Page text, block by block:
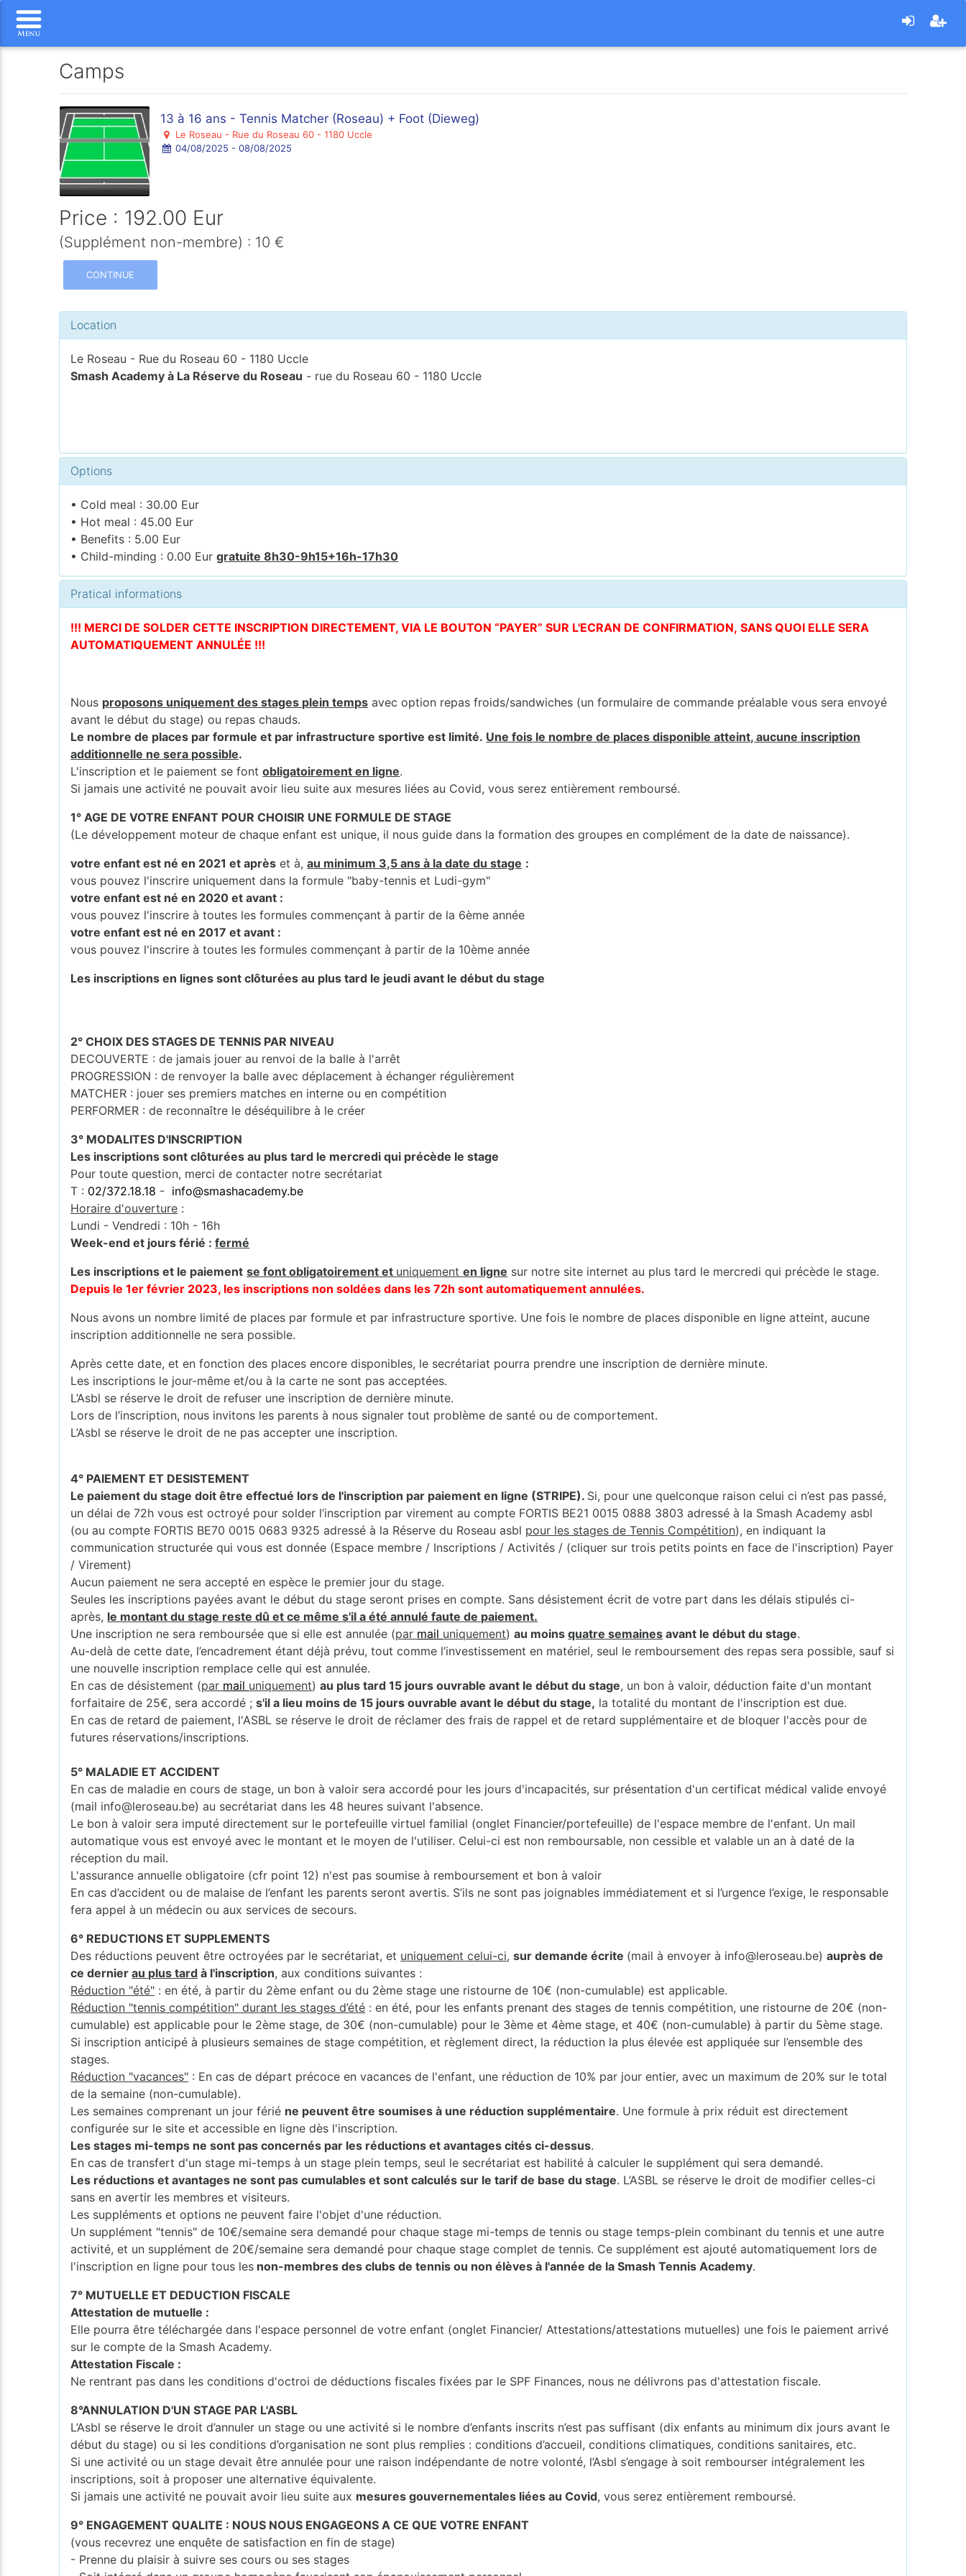
Camps
13 à 16 ans - Tennis Matcher (Roseau) + Foot (Dieweg)
Le Roseau - Rue du Roseau 60 - 1180 Uccle
04/08/2025 - 08/08/2025
Price : 192.00 Eur
(Supplément non-membre) : 10 €
CONTINUE
Location
Le Roseau - Rue du Roseau 60 - 1180 Uccle
Smash Academy à La Réserve du Roseau - rue du Roseau 60 - 1180 Uccle
Options
• Cold meal : 30.00 Eur
• Hot meal : 45.00 Eur
• Benefits : 5.00 Eur
• Child-minding : 0.00 Eurgratuite 8h30-9h15+16h-17h30
Pratical informations
!!! MERCI DE SOLDER CETTE INSCRIPTION DIRECTEMENT, VIA LE BOUTON “PAYER” SUR L'ECRAN DE CONFIRMATION, SANS QUOI ELLE SERA
AUTOMATIQUEMENT ANNULÉE !!!
Nous proposons uniquement des stages plein temps avec option repas froids/sandwiches (un formulaire de commande préalable vous sera envoyé
avant le début du stage) ou repas chauds.
Le nombre de places par formule et par infrastructure sportive est limité. Une fois le nombre de places disponible atteint, aucune inscription
additionnelle ne sera possible.
L'inscription et le paiement se fontobligatoirement en ligne.
Si jamais une activité ne pouvait avoir lieu suite aux mesures liées au Covid, vous serez entièrement remboursé.
1° AGE DE VOTRE ENFANT POUR CHOISIR UNE FORMULE DE STAGE
(Le développement moteur de chaque enfant est unique, il nous guide dans la formation des groupes en complément de la date de naissance).
votre enfant est né en 2021 et après et à,au minimum 3,5 ans à la date du stage :
vous pouvez l'inscrire uniquement dans la formule "baby-tennis et Ludi-gym"
votre enfant est né en 2020 et avant :
vous pouvez l'inscrire à toutes les formules commençant à partir de la 6ème année
votre enfant est né en 2017 et avant :
vous pouvez l'inscrire à toutes les formules commençant à partir de la 10ème année
Les inscriptions en lignes sont clôturées au plus tard le jeudi avant le début du stage
2° CHOIX DES STAGES DE TENNIS PAR NIVEAU
DECOUVERTE : de jamais jouer au renvoi de la balle à l'arrêt
PROGRESSION : de renvoyer la balle avec déplacement à échanger régulièrement
MATCHER : jouer ses premiers matches en interne ou en compétition
PERFORMER : de reconnaître le déséquilibre à le créer
3° MODALITES D'INSCRIPTION
Les inscriptions sont clôturées au plus tard le mercredi qui précède le stage
Pour toute question, merci de contacter notre secrétariat
T : 02/372.18.18 - info@smashacademy.be
Horaire d'ouverture :
Lundi - Vendredi : 10h - 16h
Week-end et jours férié :fermé
Les inscriptions et le paiement se font obligatoirement et uniquementen ligne sur notre site internet au plus tard le mercredi qui précède le stage.
Depuis le 1er février 2023, les inscriptions non soldées dans les 72h sont automatiquement annulées.
Nous avons un nombre limité de places par formule et par infrastructure sportive. Une fois le nombre de places disponible en ligne atteint, aucune
inscription additionnelle ne sera possible.
Après cette date, et en fonction des places encore disponibles, le secrétariat pourra prendre une inscription de dernière minute.
Les inscriptions le jour-même et/ou à la carte ne sont pas acceptées.
L’Asbl se réserve le droit de refuser une inscription de dernière minute.
Lors de l’inscription, nous invitons les parents à nous signaler tout problème de santé ou de comportement.
L’Asbl se réserve le droit de ne pas accepter une inscription.
4° PAIEMENT ET DESISTEMENT
Le paiement du stage doit être effectué lors de l'inscription par paiement en ligne (STRIPE). Si, pour une quelconque raison celui ci n’est pas passé,
un délai de 72h vous est octroyé pour solder l’inscription par virement au compte FORTIS BE21 0015 0888 3803 adressé à la Smash Academy asbl
(ou au compte FORTIS BE70 0015 0683 9325 adressé à la Réserve du Roseau asbl pour les stages de Tennis Compétition), en indiquant la
communication structurée qui vous est donnée (Espace membre / Inscriptions / Activités / (cliquer sur trois petits points en face de l'inscription) Payer
/ Virement)
Aucun paiement ne sera accepté en espèce le premier jour du stage.
Seules les inscriptions payées avant le début du stage seront prises en compte. Sans désistement écrit de votre part dans les délais stipulés ci-
après, le montant du stage reste dû et ce même s'il a été annulé faute de paiement.
Une inscription ne sera remboursée que si elle est annulée (par mail uniquement)au moinsquatre semaines avant le début du stage.
Au-delà de cette date, l’encadrement étant déjà prévu, tout comme l’investissement en matériel, seul le remboursement des repas sera possible, sauf si
une nouvelle inscription remplace celle qui est annulée.
En cas de désistement (par mail uniquement)au plus tard 15 jours ouvrable avant le début du stage, un bon à valoir, déduction faite d'un montant
forfaitaire de 25€, sera accordé ;s'il a lieu moins de 15 jours ouvrable avant le début du stage, la totalité du montant de l'inscription est due.
En cas de retard de paiement, l'ASBL se réserve le droit de réclamer des frais de rappel et de retard supplémentaire et de bloquer l'accès pour de
futures réservations/inscriptions.
5° MALADIE ET ACCIDENT
En cas de maladie en cours de stage, un bon à valoir sera accordé pour les jours d'incapacités, sur présentation d'un certificat médical valide envoyé
(mail info@leroseau.be) au secrétariat dans les 48 heures suivant l'absence.
Le bon à valoir sera imputé directement sur le portefeuille virtuel familial (onglet Financier/portefeuille) de l'espace membre de l'enfant. Un mail
automatique vous est envoyé avec le montant et le moyen de l'utiliser. Celui-ci est non remboursable, non cessible et valable un an à daté de la
réception du mail.
L'assurance annuelle obligatoire (cfr point 12) n'est pas soumise à remboursement et bon à valoir
En cas d’accident ou de malaise de l’enfant les parents seront avertis. S’ils ne sont pas joignables immédiatement et si l’urgence l’exige, le responsable
fera appel à un médecin ou aux services de secours.
6° REDUCTIONS ET SUPPLEMENTS
Des réductions peuvent être octroyées par le secrétariat, et uniquement celui-ci,sur demande écrite (mail à envoyer à info@leroseau.be)auprès de
ce dernierau plus tard à l'inscription, aux conditions suivantes :
Réduction "été" : en été, à partir du 2ème enfant ou du 2ème stage une ristourne de 10€ (non-cumulable) est applicable.
Réduction "tennis compétition" durant les stages d’été : en été, pour les enfants prenant des stages de tennis compétition, une ristourne de 20€ (non-
cumulable) est applicable pour le 2ème stage, de 30€ (non-cumulable) pour le 3ème et 4ème stage, et 40€ (non-cumulable) à partir du 5ème stage.
Si inscription anticipé à plusieurs semaines de stage compétition, et règlement direct, la réduction la plus élevée est appliquée sur l’ensemble des
stages.
Réduction "vacances" : En cas de départ précoce en vacances de l'enfant, une réduction de 10% par jour entier, avec un maximum de 20% sur le total
de la semaine (non-cumulable).
Les semaines comprenant un jour férié ne peuvent être soumises à une réduction supplémentaire. Une formule à prix réduit est directement
configurée sur le site et accessible en ligne dès l'inscription.
Les stages mi-temps ne sont pas concernés par les réductions et avantages cités ci-dessus.
En cas de transfert d'un stage mi-temps à un stage plein temps, seul le secrétariat est habilité à calculer le supplément qui sera demandé.
Les réductions et avantages ne sont pas cumulables et sont calculés sur le tarif de base du stage. L’ASBL se réserve le droit de modifier celles-ci
sans en avertir les membres et visiteurs.
Les suppléments et options ne peuvent faire l'objet d'une réduction.
Un supplément "tennis" de 10€/semaine sera demandé pour chaque stage mi-temps de tennis ou stage temps-plein combinant du tennis et une autre
activité, et un supplément de 20€/semaine sera demandé pour chaque stage complet de tennis. Ce supplément est ajouté automatiquement lors de
l'inscription en ligne pour tous les non-membres des clubs de tennis ou non élèves à l'année de la Smash Tennis Academy.
7° MUTUELLE ET DEDUCTION FISCALE
Attestation de mutuelle :
Elle pourra être téléchargée dans l'espace personnel de votre enfant (onglet Financier/ Attestations/attestations mutuelles) une fois le paiement arrivé
sur le compte de la Smash Academy.
Attestation Fiscale :
Ne rentrant pas dans les conditions d'octroi de déductions fiscales fixées par le SPF Finances, nous ne délivrons pas d'attestation fiscale.
8°ANNULATION D'UN STAGE PAR L'ASBL
L’Asbl se réserve le droit d’annuler un stage ou une activité si le nombre d’enfants inscrits n’est pas suffisant (dix enfants au minimum dix jours avant le
début du stage) ou si les conditions d’organisation ne sont plus remplies : conditions d’accueil, conditions climatiques, conditions sanitaires, etc.
Si une activité ou un stage devait être annulée pour une raison indépendante de notre volonté, l’Asbl s’engage à soit rembourser intégralement les
inscriptions, soit à proposer une alternative équivalente.
Si jamais une activité ne pouvait avoir lieu suite aux mesures gouvernementales liées au Covid, vous serez entièrement remboursé.
9° ENGAGEMENT QUALITE : NOUS NOUS ENGAGEONS A CE QUE VOTRE ENFANT
(vous recevrez une enquête de satisfaction en fin de stage)
- Prenne du plaisir à suivre ses cours ou ses stages